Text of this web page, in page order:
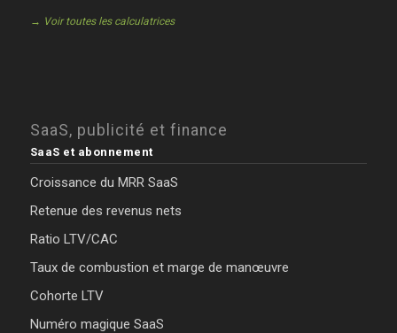
→ Voir toutes les calculatrices
SaaS, publicité et finance
SaaS et abonnement
Croissance du MRR SaaS
Retenue des revenus nets
Ratio LTV/CAC
Taux de combustion et marge de manœuvre
Cohorte LTV
Numéro magique SaaS